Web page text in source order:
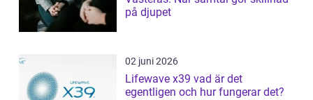
på djupet
02 juni 2026
Lifewave x39 vad är det
egentligen och hur fungerar det?